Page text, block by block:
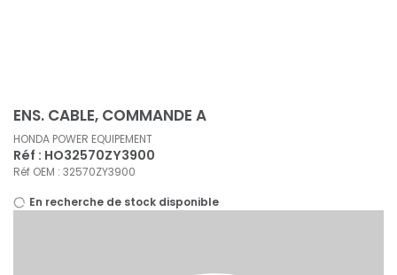
ENS. CABLE, COMMANDE A
HONDA POWER EQUIPEMENT
Réf : HO32570ZY3900
Réf OEM : 32570ZY3900
En recherche de stock disponible